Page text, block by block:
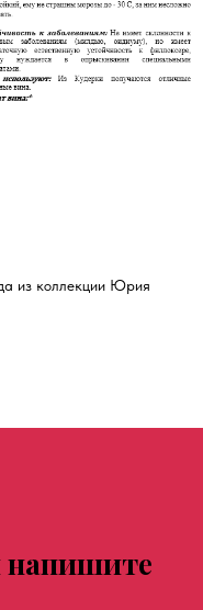
из коллекции Юрия
напишите